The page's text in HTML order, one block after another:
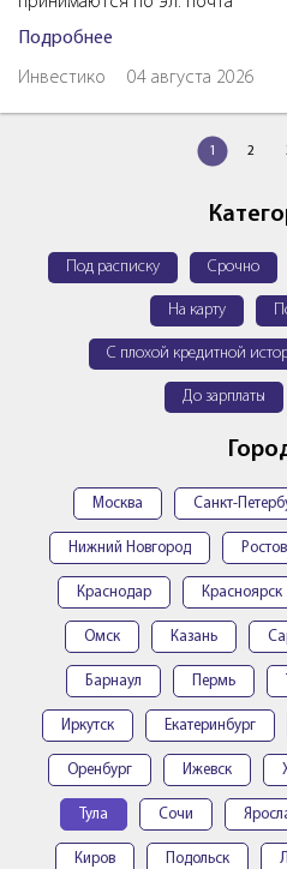
Подробнее
Инвестико 04 августа 2026
1 2
Под расписку Срочно
На карту
С плохой кредитной
До зарплаты
Москва Санкт-
Нижний Новгород
Краснодар Красноярск
Омск Казань
Барнаул Пермь
Иркутск Екатеринбург
Оренбург Ижевск
Тула Сочи
Киров Подольск